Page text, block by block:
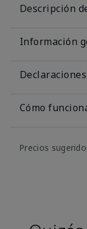
Descripción
Información
Cómo
Precios